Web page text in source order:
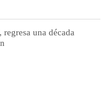
regresa una década